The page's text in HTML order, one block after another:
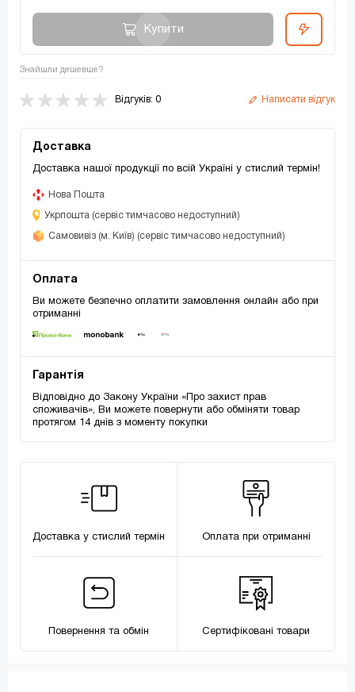
Купити
Знайшли дешевше?
Відгуків: 0 Написати відгук
Доставка
Доставка нашої продукції по всій Україні у стислий термін!
Нова Пошта
Укрпошта (сервіс тимчасово недоступний)
Самовивіз (м. Київ) (сервіс тимчасово недоступний)
Оплата
Ви можете безпечно оплатити замовлення онлайн або при
отриманні
Гарантія
Відповідно до Закону України «Про захист прав
споживачів», Ви можете повернути або обміняти товар
протягом 14 днів з моменту покупки
Доставка у стислий термін Оплата при отриманні
Повернення та обмін Сертифіковані товари